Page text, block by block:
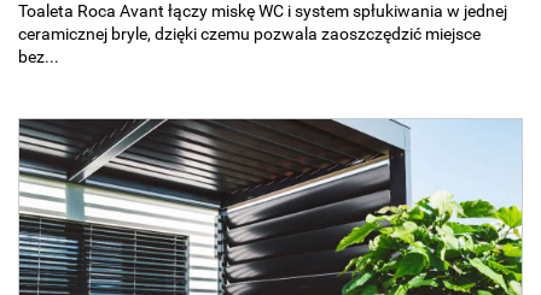
Toaleta Roca Avant łączy miskę WC i system spłukiwania w jednej
ceramicznej bryle, dzięki czemu pozwala zaoszczędzić miejsce
bez...